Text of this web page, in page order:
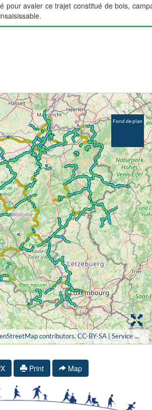
avaler ce trajet constitué de bois,
Print Map